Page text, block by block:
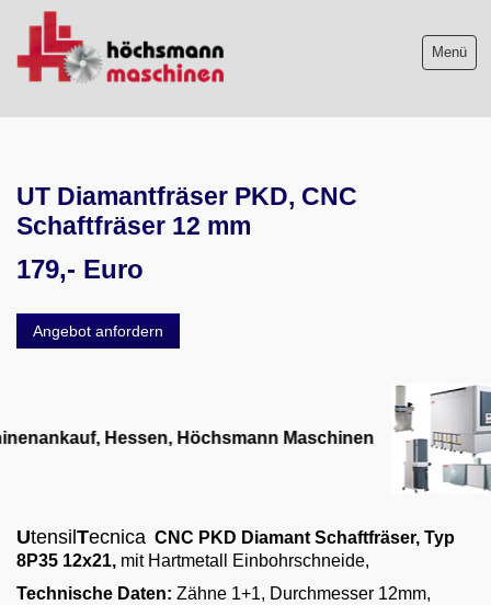
Menü
Maschinenankauf
Service
06103-9744-0
English
UT Diamantfräser PKD, CNC
Schaftfräser 12 mm
179,- Euro
Angebot anfordern
Utensil Tecnica CNC PKD Diamant Schaftfräser, Typ
8P35 12x21, mit Hartmetall Einbohrschneide,
Technische Daten: Zähne 1+1, Durchmesser 12mm,